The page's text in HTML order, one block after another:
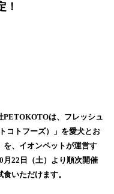
！
PETOKOTOは、フレッシュ
コトフーズ）」を愛犬とお
を、イオンペットが運営す
22日（土）より順次開催
いただけます。